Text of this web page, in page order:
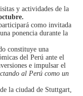
y actividades de la
como invitada
ponencia durante la
constituye una
del Perú ante el
e impulsar el
al Perú como un
la ciudad de Stuttgart,